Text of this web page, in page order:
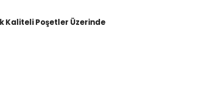
Kaliteli Poşetler Üzerinde